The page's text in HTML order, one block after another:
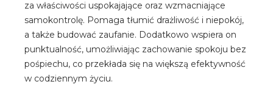
za właściwości uspokajające oraz wzmacniające
samokontrolę. Pomaga tłumić drażliwość i niepokój,
a także budować zaufanie. Dodatkowo wspiera on
punktualność, umożliwiając zachowanie spokoju bez
pośpiechu, co przekłada się na większą efektywność
w codziennym życiu.